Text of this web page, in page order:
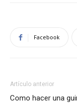
Facebook
Artículo anterior
Como hacer una